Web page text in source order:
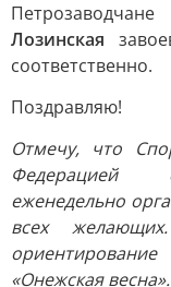
Лозинская
соответственно.
Поздравляю!
Отмечу, что
Федерацией
еженедельно
всех
«Онежская